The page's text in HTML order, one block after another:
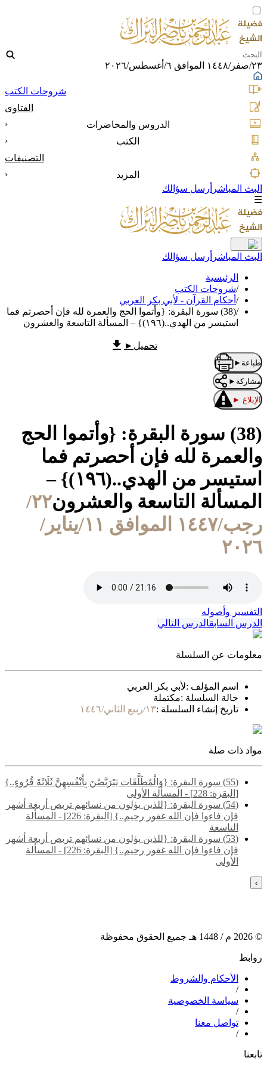
٢٣/صفر/١٤٤٨ الموافق ٦/أغسطس/٢٠٢٦
شروحات الكتب
الفتاوى
الدروس والمحاضرات
‹
الكتب
‹
التصنيفات
المزيد
‹
البث المباشر أرسل سؤالك
☰
البث المباشر أرسل سؤالك
الرئيسية
/شروحات الكتب
/ أحكام القرآن - لأبي بكر العربي
/
(38) سورة البقرة: {وأتموا الحج والعمرة لله فإن أحصرتم فما
استيسر من الهدي..(١٩٦)} – المسألة التاسعة والعشرون
تحميل ►
طباعة ►
مشاركة ►
الإبلاغ ►
(38) سورة البقرة: {وأتموا الحج
والعمرة لله فإن أحصرتم فما
استيسر من الهدي..(١٩٦)} –
المسألة التاسعة والعشرون
٢٢/
رجب/١٤٤٧ الموافق ١١/يناير/
٢٠٢٦
التفسير وأصوله
الدرس السابقالدرس التالي
معلومات عن السلسلة
اسم المؤلف :لأبي بكر العربي
حالة السلسلة :مكتملة
تاريخ إنشاء السلسلة :١٣/ربيع الثاني/١٤٤٦
مواد ذات صلة
(55) سورة البقرة: {وَالْمُطَلَّقَات يَتَرَبَّصْنَ بِأَنْفُسِهِنَّ ثَلَاثَةَ قُرُوءٍ..}
[البقرة: 228] - المسألة الأولى
(54) سورة البقرة: {للذين يؤلون من نسائهم تربص أربعة أشهر
فإن فاءوا فإن الله غفور رحيم..} [البقرة: 226] - المسألة
التاسعة
(53) سورة البقرة: {للذين يؤلون من نسائهم تربص أربعة أشهر
فإن فاءوا فإن الله غفور رحيم..} [البقرة: 226] - المسألة
الأولى
›
©
2026 م / 1448 هـ جميع الحقوق محفوظة
روابط
الأحكام والشروط
/
سياسة الخصوصية
/
تواصل معنا
/
تابعنا